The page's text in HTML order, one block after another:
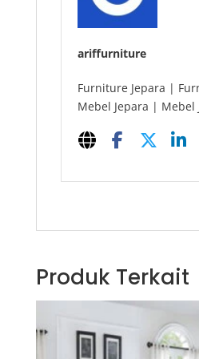
ariffurniture
Furniture Jepara |
Mebel Jepara | Mebel
Produk Terkait